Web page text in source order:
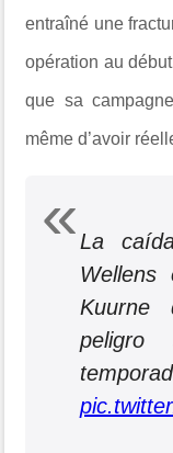
entraîné une
opération au
que sa
même d’avoir
La
Wellens
Kuurne